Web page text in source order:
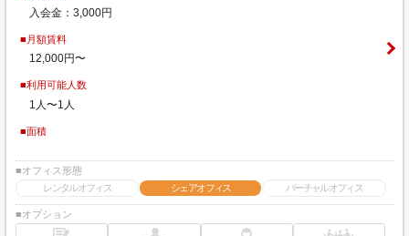
入会金：3,000円
■月額賃料
12,000円〜
■利用可能人数
1人〜1人
■面積
■オフィス形態
レンタルオフィス
シェアオフィス バーチャルオフィス
■オプション